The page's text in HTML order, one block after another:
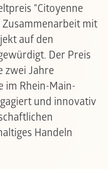
"Citoyenne
mit
auf den
Der Preis
zwei Jahre
im Rhein-Main-
und innovativ
Handeln